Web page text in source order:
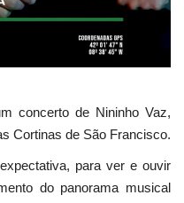
concerto de Nininho Vaz,
Cortinas de São Francisco.
para ver e ouvir
do panorama musical